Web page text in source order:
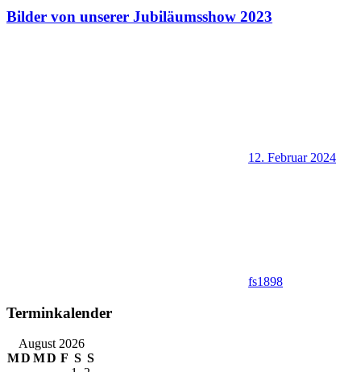
Bilder von unserer Jubiläumsshow 2023
12. Februar 2024
fs1898
Terminkalender
August 2026
MD MD F S S